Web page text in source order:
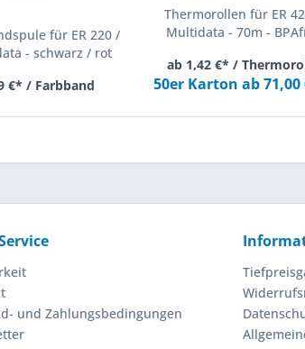
für ER 220 /
- schwarz / rot
€* / Farbband
Thermorollen für ER
Multidata - 70m -
ab 1,42 €* /
50er Karton ab 71,00
und Zahlungsbedingungen